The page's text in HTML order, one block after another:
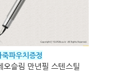
죽파우치증정
오슬림 만년필 스텐스틸